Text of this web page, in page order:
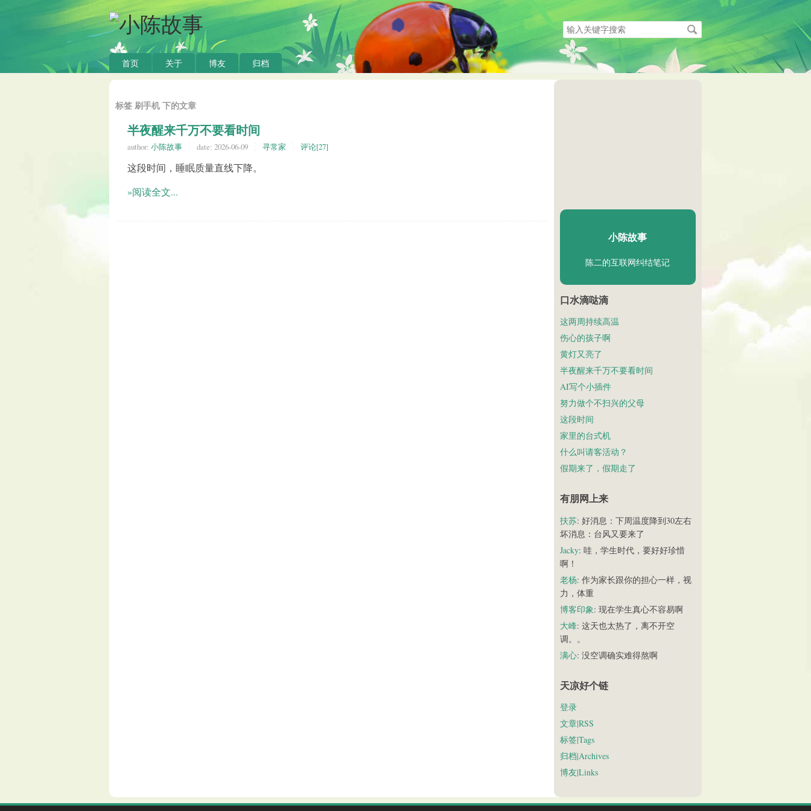
搜
索
关
键
字
首页 关于 博友 归档
标签 刷手机 下的文章
半夜醒来千万不要看时间
author: 小陈故事 date: 2026-06-09 寻常家 评论[27]
这段时间，睡眠质量直线下降。
»阅读全文...
陈二Chenèr
小陈故事
陈二的互联网纠结笔记
口水滴哒滴
这两周持续高温
伤心的孩子啊
黄灯又亮了
半夜醒来千万不要看时间
AI写个小插件
努力做个不扫兴的父母
这段时间
家里的台式机
什么叫请客活动？
假期来了，假期走了
有朋网上来
扶苏: 好消息：下周温度降到30左右
坏消息：台风又要来了
Jacky: 哇，学生时代，要好好珍惜
啊！
老杨: 作为家长跟你的担心一样，视
力，体重
博客印象: 现在学生真心不容易啊
大峰: 这天也太热了，离不开空
调。。
满心: 没空调确实难得熬啊
天凉好个链
登录
文章|RSS
标签|Tags
归档|Archives
博友|Links